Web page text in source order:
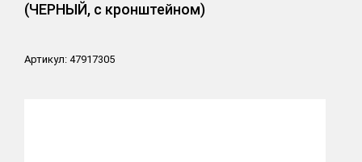
(ЧЕРНЫЙ, с кронштейном)
Артикул: 47917305